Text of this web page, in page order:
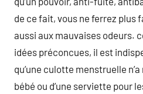
de ce fait, vous ne ferrez plus
aussi aux mauvaises odeurs.
idées préconcues, il est
qu’une culotte menstruelle
bébé ou d’une serviette pour